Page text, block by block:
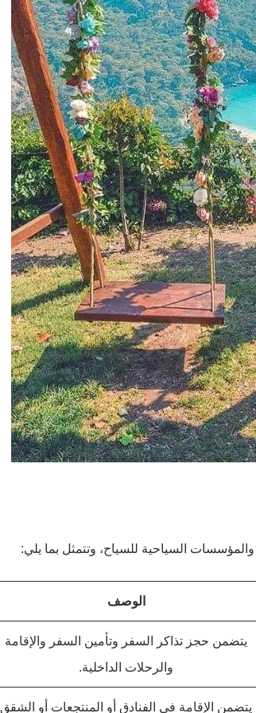
السياحية للسياح، وتتمثل بما يلي:
الوصف
يتضمن حجز تذاكر السفر وتأمين السفر والإقامة
والرحلات الداخلية.
يتضمن الإقامة في الفنادق أو المنتجعات أو الشقق